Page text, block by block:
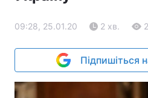
09:28, 25.01.20 2 хв.
Підпишіться